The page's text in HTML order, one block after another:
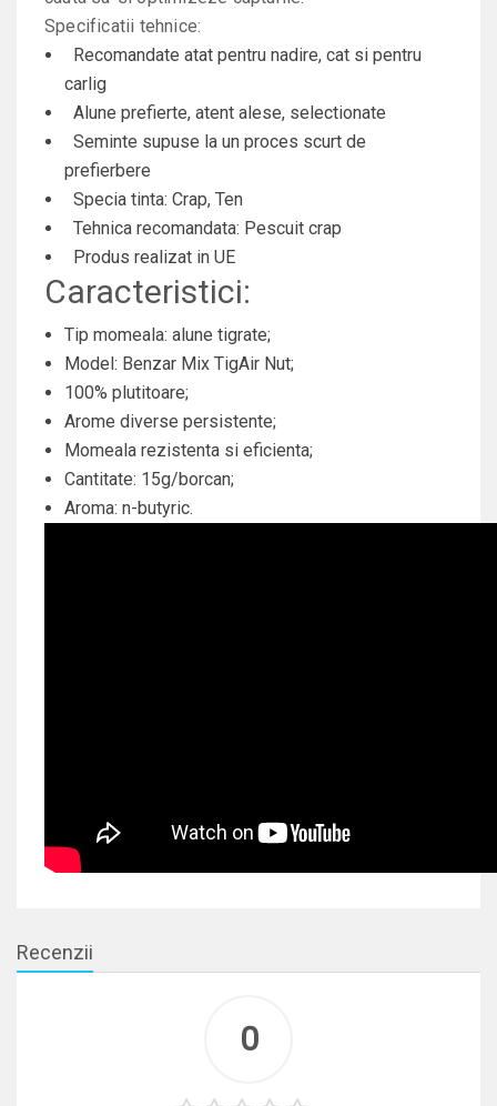
Specificatii tehnice:
Recomandate atat pentru nadire, cat si pentru
carlig
Alune prefierte, atent alese, selectionate
Seminte supuse la un proces scurt de
prefierbere
Specia tinta: Crap, Ten
Tehnica recomandata: Pescuit crap
Produs realizat in UE
Caracteristici:
Tip momeala: alune tigrate;
Model: Benzar Mix TigAir Nut;
100% plutitoare;
Arome diverse persistente;
Momeala rezistenta si eficienta;
Cantitate: 15g/borcan;
Aroma: n-butyric.
Recenzii
0